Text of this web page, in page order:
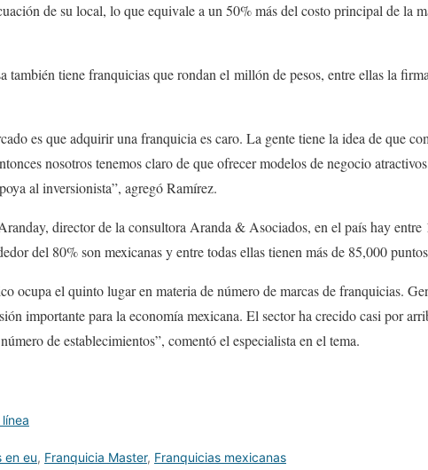
de su local, lo que equivale a un 50% más del costo principal de la
también tiene franquicias que rondan el millón de pesos, entre ellas la
es que adquirir una franquicia es caro. La gente tiene la idea de que
nosotros tenemos claro de que ofrecer modelos de negocio
al inversionista”, agregó Ramírez.
director de la consultora Aranda & Asociados, en el país hay entre
del 80% son mexicanas y entre todas ellas tienen más de 85,000
ocupa el quinto lugar en materia de número de marcas de franquicias.
importante para la economía mexicana. El sector ha crecido casi por
de establecimientos”, comentó el especialista en el tema.
en eu, Franquicia Master, Franquicias mexicanas